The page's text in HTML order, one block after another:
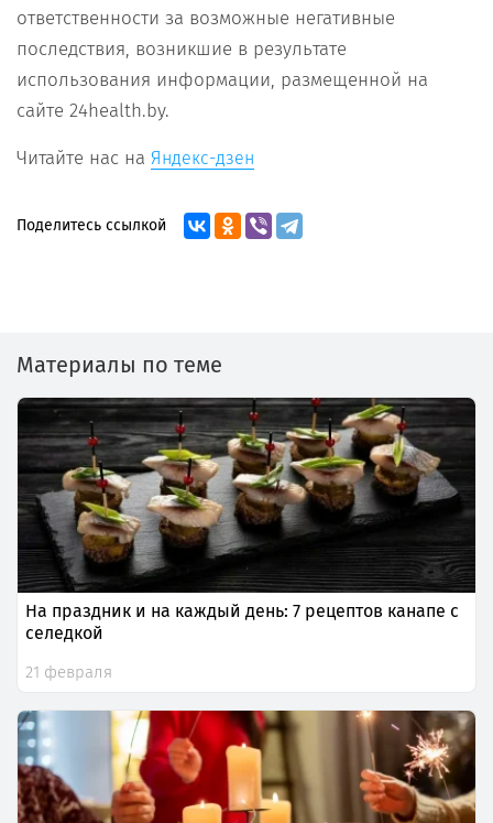
ответственности за возможные негативные
последствия, возникшие в результате
использования информации, размещенной на
сайте 24health.by.
Читайте нас на Яндекс-дзен
Поделитесь ссылкой
Материалы по теме
На праздник и на каждый день: 7 рецептов канапе с
селедкой
21 февраля